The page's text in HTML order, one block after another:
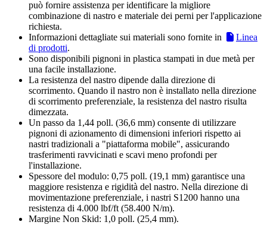
può fornire assistenza per identificare la migliore
combinazione di nastro e materiale dei perni per l'applicazione
richiesta.
Informazioni dettagliate sui materiali sono fornite in
Linea
di prodotti.
Sono disponibili pignoni in plastica stampati in due metà per
una facile installazione.
La resistenza del nastro dipende dalla direzione di
scorrimento. Quando il nastro non è installato nella direzione
di scorrimento preferenziale, la resistenza del nastro risulta
dimezzata.
Un passo da 1,44 poll. (36,6 mm) consente di utilizzare
pignoni di azionamento di dimensioni inferiori rispetto ai
nastri tradizionali a "piattaforma mobile", assicurando
trasferimenti ravvicinati e scavi meno profondi per
l'installazione.
Spessore del modulo: 0,75 poll. (19,1 mm) garantisce una
maggiore resistenza e rigidità del nastro. Nella direzione di
movimentazione preferenziale, i nastri S1200 hanno una
resistenza di 4.000 lbf/ft (58.400 N/m).
Margine Non Skid: 1,0 poll. (25,4 mm).